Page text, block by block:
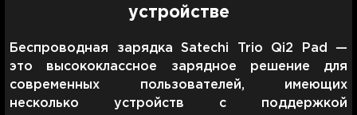
устройстве
Беспроводная зарядка Satechi Trio Qi2 Pad —
это высококлассное зарядное решение для
современных пользователей, имеющих
несколько устройств с поддержкой